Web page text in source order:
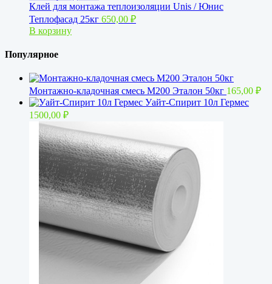
Клей для монтажа теплоизоляции Unis / Юнис
Теплофасад 25кг 650,00 ₽
В корзину
Популярное
Монтажно-кладочная смесь М200 Эталон 50кг 165,00 ₽
Уайт-Спирит 10л Гермес
1500,00 ₽